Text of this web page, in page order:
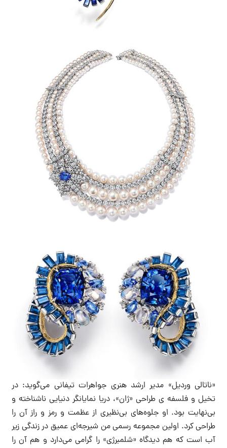
«ناتالی وردیل» مدیر ارشد هنری جواهرات تیفانی می‌گوید: در
تخیل و فلسفه ی طراحی «ژان»، دریا نمایانگر دنیایی ناشناخته و
بی‌نهایت بود. او جلوه‌های بی‌نظیری از عظمت و رمز و راز آن را
طراحی کرد. اولین مجموعه رسمی من شیرجه‌ای عمیق در زندگی زیر
آب است که هم دیدگاه «شلمبرژی» را گرامی می‌دارد و هم آن را